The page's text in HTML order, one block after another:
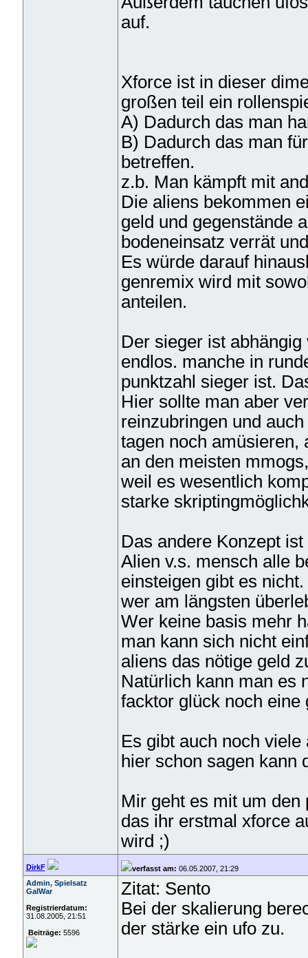
auf.
Xforce ist in dieser
großen teil ein
A) Dadurch das man
B) Dadurch das man
betreffen.
z.b. Man kämpft mit
Die aliens bekommen
geld und gegenstände
bodeneinsatz verrät
Es würde darauf
genremix wird mit
anteilen.
Der sieger ist
endlos. manche in
punktzahl sieger ist.
Hier sollte man aber
reinzubringen und
tagen noch amüsieren,
an den meisten
weil es wesentlich
starke
Das andere Konzept
Alien v.s. mensch alle
einsteigen gibt es nicht.
wer am längsten
Wer keine basis mehr
man kann sich nicht
aliens das nötige geld
Natürlich kann man es
facktor glück noch eine
Es gibt auch noch
hier schon sagen kann
Mir geht es mit um
das ihr erstmal xforce
wird ;)
DirkF verfasst am: 06.05.2007, 21:29
Admin, Spielsatz
GalWar
Registrierdatum:
31.08.2005, 21:51
Beiträge: 5596
Zitat: Sento
Bei der skalierung
der stärke ein ufo zu.